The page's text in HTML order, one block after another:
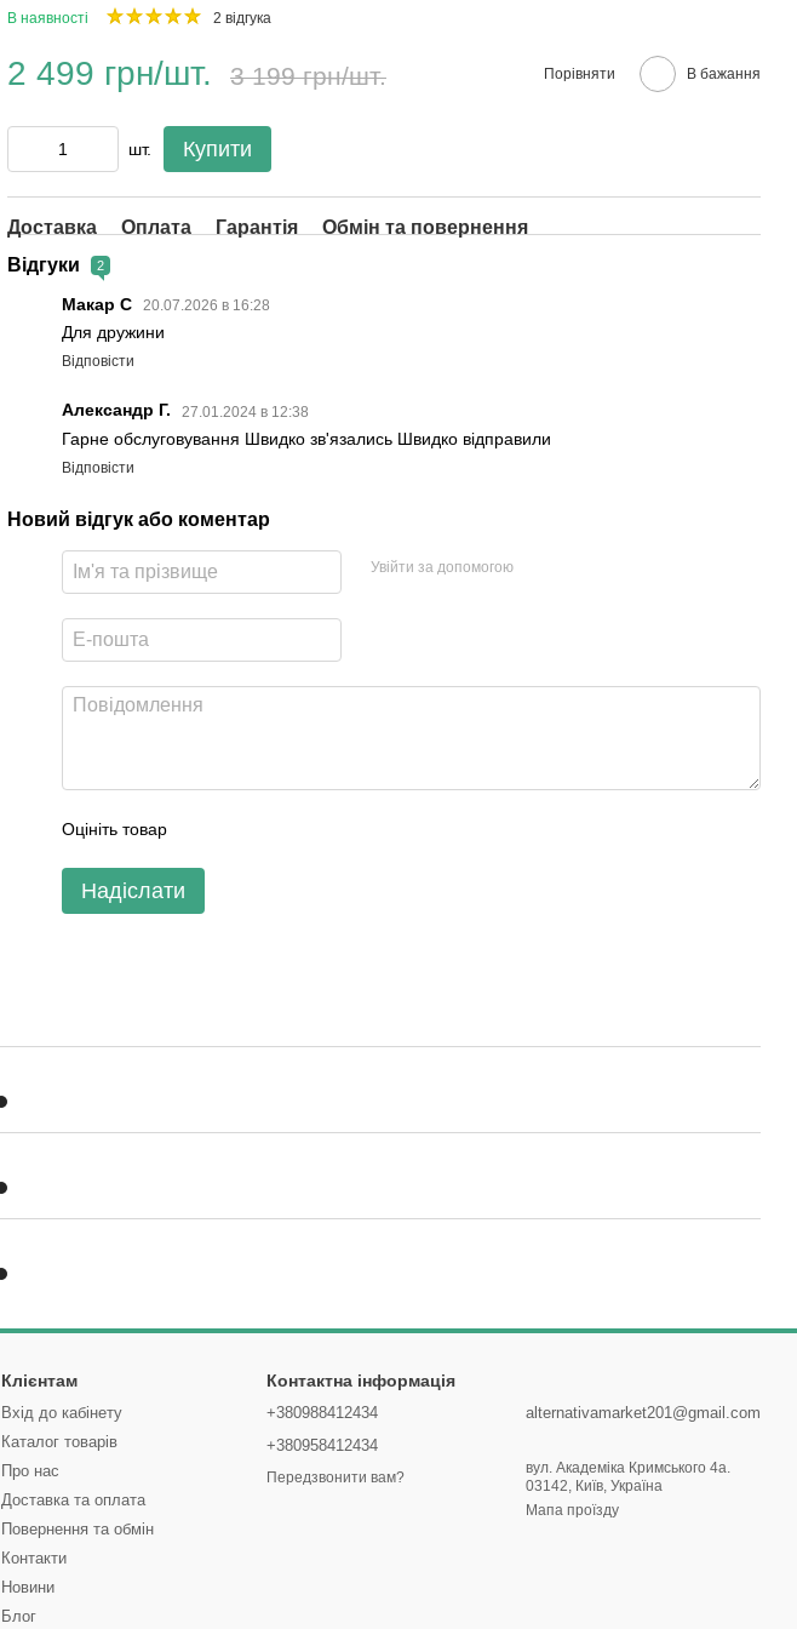
В наявності 2 відгука
2 499 грн/шт. 3 199 грн/шт. Порівняти В бажання
шт. Купити
Доставка Оплата Гарантія
Обмін та повернення
Відгуки
2
Макар С 20.07.2026 в 16:28
Для дружини
Відповісти
Александр Г. 27.01.2024 в 12:38
Гарне обслуговування Швидко зв'язались Швидко відправили
Відповісти
Новий відгук або коментар
Увійти за допомогою
Оцініть товар
Надіслати
Клієнтам
Вхід до кабінету
Каталог товарів
Про нас
Доставка та оплата
Повернення та обмін
Контакти
Новини
Блог
Контактна інформація
+380988412434
+380958412434
Передзвонити вам?
alternativamarket201@gmail.com
вул. Академіка Кримського 4а.
03142, Київ, Україна
Мапа проїзду